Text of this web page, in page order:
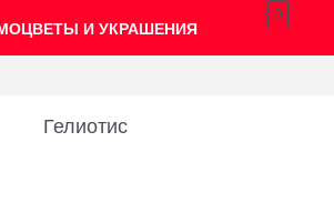
И УКРАШЕНИЯ
0
Гелиотис